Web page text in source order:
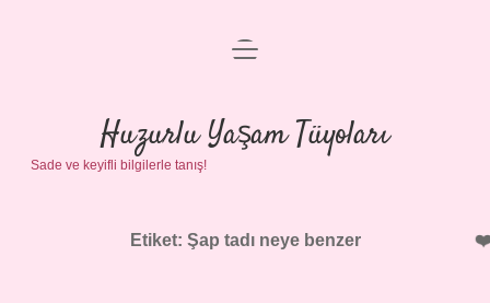
Anasayfa
Gizlilik Politikası
Yasal Uyarı
menüyü
Huzurlu Yaşam Tüyoları
Sade ve keyifli bilgilerle tanış!
Etiket: Şap tadı neye benzer